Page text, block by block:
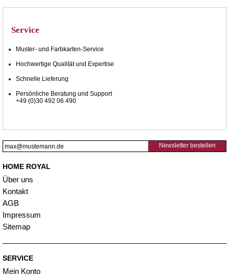
Service
Muster- und Farbkarten-Service
Hochwertige Qualität und Expertise
Schnelle Lieferung
Persönliche Beratung und Support
+49 (0)30 492 06 490
Newsletter bestellen
HOME ROYAL
Über uns
Kontakt
AGB
Impressum
Sitemap
SERVICE
Mein Konto